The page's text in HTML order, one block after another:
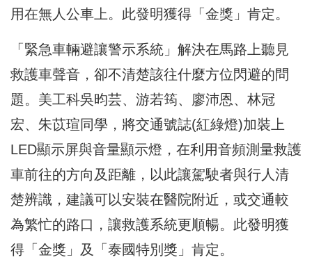
用在無人公車上。此發明獲得「 金獎」肯定。
「緊急車輛避讓警示系統」解決在馬路上聽見
救護車聲音， 卻不清楚該往什麼方位閃避的問
題。美工科吳昀芸、游若筠、 廖沛恩、林冠
宏、朱苡瑄同學，將交通號誌(紅綠燈)加裝上
LED顯示屏與音量顯示燈， 在利用音頻測量救護
車前往的方向及距離， 以此讓駕駛者與行人清
楚辨識，建議可以安裝在醫院附近， 或交通較
為繁忙的路口，讓救護系統更順暢。此發明獲
得「金獎」 及「泰國特別獎」肯定。